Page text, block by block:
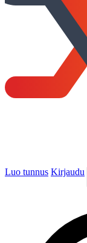
Luo tunnus Kirjaudu